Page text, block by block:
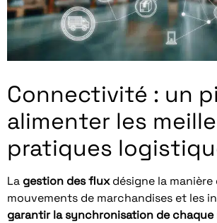
Connectivité : un
alimenter les
pratiques
La gestion des fluxdésigne la manière
mouvements de marchandises et les
garantir la synchronisation de chaque